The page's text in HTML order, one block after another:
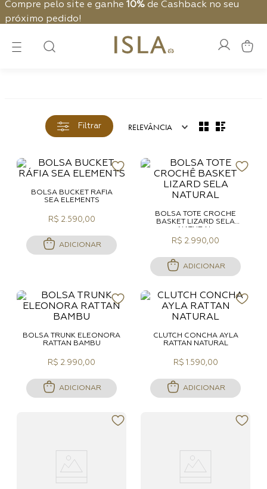
Compre pelo site e ganhe 10% de Cashback no seu
próximo pedido!
Filtrar RELEVÂNCIA
BOLSA BUCKET RÁFIA
SEA ELEMENTS
R$ 2.590,00
ADICIONAR
BOLSA TOTE CROCHÊ
BASKET LIZARD SELA
NATURAL
R$ 2.990,00
ADICIONAR
BOLSA TRUNK ELEONORA
RATTAN BAMBU
R$ 2.990,00
ADICIONAR
CLUTCH CONCHA AYLA
RATTAN NATURAL
R$ 1.590,00
ADICIONAR